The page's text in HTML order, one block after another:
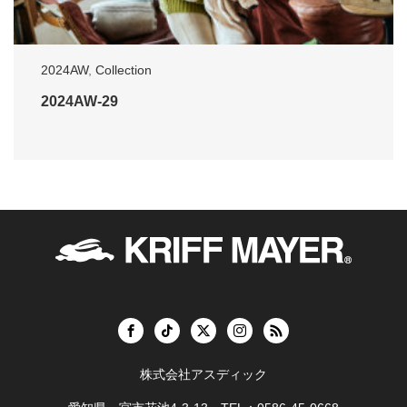
2024AW, Collection
2024AW-29
株式会社アスディック